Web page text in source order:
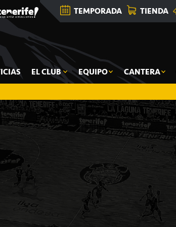
TEMPORADA TIENDA
EL CLUB EQUIPO CANTERA